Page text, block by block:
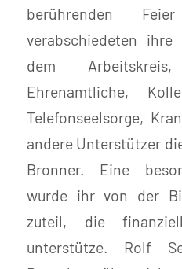
berührenden
verabschiedeten ihre
dem
Ehrenamtliche,
Telefonseelsorge,
andere Unterstützer
Bronner. Eine
wurde ihr von der
zuteil, die
unterstütze. Rolf